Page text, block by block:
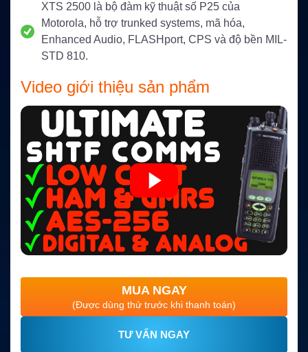
XTS 2500 là bộ đàm kỹ thuật số P25 của
Motorola, hỗ trợ trunked systems, mã hóa,
Enhanced Audio, FLASHport, CPS và độ bền MIL-
STD 810.
Video giới thiệu sản phẩm
MUA NGAY
(Được dùng thử trước khi thanh toán)
TƯ VẤN NGAY